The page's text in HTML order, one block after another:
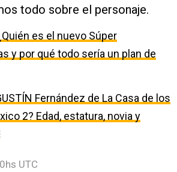
todo sobre el personaje.
es el nuevo Súper
y por qué todo sería un plan de
Fernández de La Casa de los
2? Edad, estatura, novia y
UTC